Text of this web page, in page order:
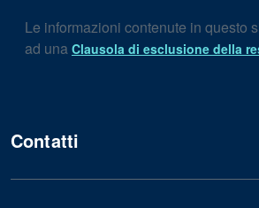
Le informazioni contenute in questo
ad una Clausola di esclusione della
Contatti